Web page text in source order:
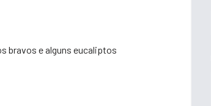
bravos e alguns eucaliptos